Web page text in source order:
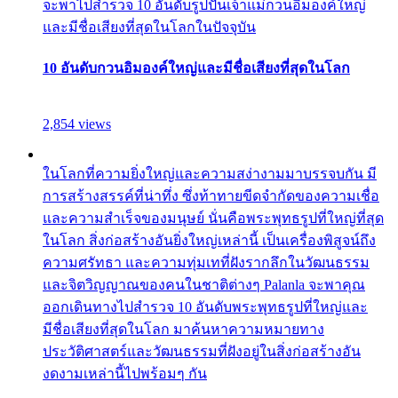
จะพาไปสำรวจ 10 อันดับรูปปั้นเจ้าแม่กวนอิมองค์ใหญ่
และมีชื่อเสียงที่สุดในโลกในปัจจุบัน
10 อันดับกวนอิมองค์ใหญ่และมีชื่อเสียงที่สุดในโลก
2,854 views
ในโลกที่ความยิ่งใหญ่และความสง่างามมาบรรจบกัน มี
การสร้างสรรค์ที่น่าทึ่ง ซึ่งท้าทายขีดจำกัดของความเชื่อ
และความสำเร็จของมนุษย์ นั่นคือพระพุทธรูปที่ใหญ่ที่สุด
ในโลก สิ่งก่อสร้างอันยิ่งใหญ่เหล่านี้ เป็นเครื่องพิสูจน์ถึง
ความศรัทธา และความทุ่มเทที่ฝังรากลึกในวัฒนธรรม
และจิตวิญญาณของคนในชาติต่างๆ Palanla จะพาคุณ
ออกเดินทางไปสำรวจ 10 อันดับพระพุทธรูปที่ใหญ่และ
มีชื่อเสียงที่สุดในโลก มาค้นหาความหมายทาง
ประวัติศาสตร์และวัฒนธรรมที่ฝังอยู่ในสิ่งก่อสร้างอัน
งดงามเหล่านี้ไปพร้อมๆ กัน